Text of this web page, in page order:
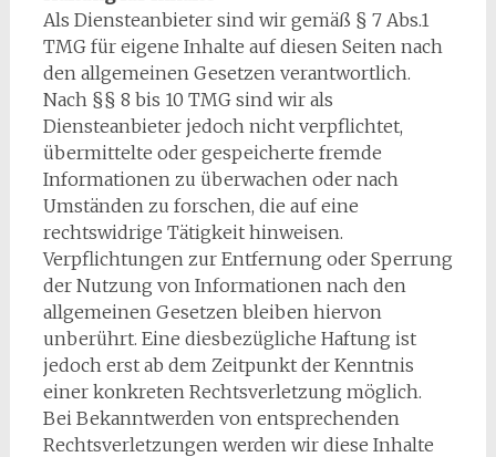
Als Diensteanbieter sind wir gemäß § 7 Abs.1
TMG für eigene Inhalte auf diesen Seiten nach
den allgemeinen Gesetzen verantwortlich.
Nach §§ 8 bis 10 TMG sind wir als
Diensteanbieter jedoch nicht verpflichtet,
übermittelte oder gespeicherte fremde
Informationen zu überwachen oder nach
Umständen zu forschen, die auf eine
rechtswidrige Tätigkeit hinweisen.
Verpflichtungen zur Entfernung oder Sperrung
der Nutzung von Informationen nach den
allgemeinen Gesetzen bleiben hiervon
unberührt. Eine diesbezügliche Haftung ist
jedoch erst ab dem Zeitpunkt der Kenntnis
einer konkreten Rechtsverletzung möglich.
Bei Bekanntwerden von entsprechenden
Rechtsverletzungen werden wir diese Inhalte